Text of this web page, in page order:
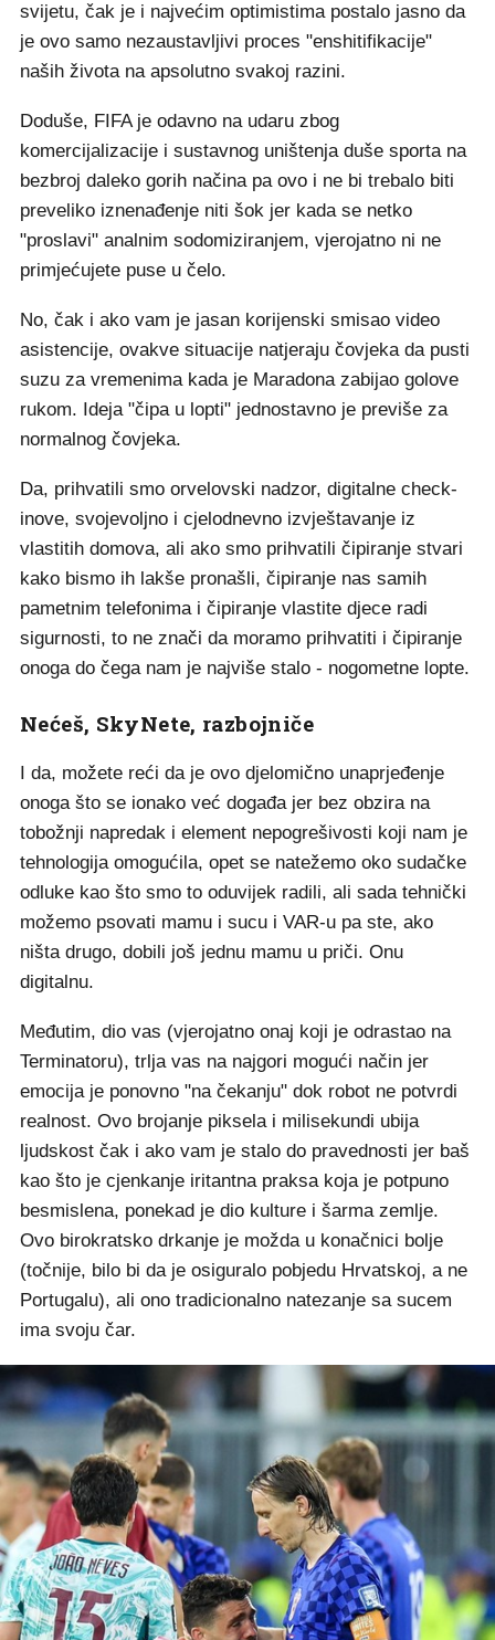
svijetu, čak je i najvećim optimistima postalo jasno da
je ovo samo nezaustavljivi proces "enshitifikacije"
naših života na apsolutno svakoj razini.
Doduše, FIFA je odavno na udaru zbog
komercijalizacije i sustavnog uništenja duše sporta na
bezbroj daleko gorih načina pa ovo i ne bi trebalo biti
preveliko iznenađenje niti šok jer kada se netko
"proslavi" analnim sodomiziranjem, vjerojatno ni ne
primjećujete puse u čelo.
No, čak i ako vam je jasan korijenski smisao video
asistencije, ovakve situacije natjeraju čovjeka da pusti
suzu za vremenima kada je Maradona zabijao golove
rukom. Ideja "čipa u lopti" jednostavno je previše za
normalnog čovjeka.
Da, prihvatili smo orvelovski nadzor, digitalne check-
inove, svojevoljno i cjelodnevno izvještavanje iz
vlastitih domova, ali ako smo prihvatili čipiranje stvari
kako bismo ih lakše pronašli, čipiranje nas samih
pametnim telefonima i čipiranje vlastite djece radi
sigurnosti, to ne znači da moramo prihvatiti i čipiranje
onoga do čega nam je najviše stalo - nogometne lopte.
Nećeš, SkyNete, razbojniče
I da, možete reći da je ovo djelomično unaprjeđenje
onoga što se ionako već događa jer bez obzira na
tobožnji napredak i element nepogrešivosti koji nam je
tehnologija omogućila, opet se natežemo oko sudačke
odluke kao što smo to oduvijek radili, ali sada tehnički
možemo psovati mamu i sucu i VAR-u pa ste, ako
ništa drugo, dobili još jednu mamu u priči. Onu
digitalnu.
Međutim, dio vas (vjerojatno onaj koji je odrastao na
Terminatoru), trlja vas na najgori mogući način jer
emocija je ponovno "na čekanju" dok robot ne potvrdi
realnost. Ovo brojanje piksela i milisekundi ubija
ljudskost čak i ako vam je stalo do pravednosti jer baš
kao što je cjenkanje iritantna praksa koja je potpuno
besmislena, ponekad je dio kulture i šarma zemlje.
Ovo birokratsko drkanje je možda u konačnici bolje
(točnije, bilo bi da je osiguralo pobjedu Hrvatskoj, a ne
Portugalu), ali ono tradicionalno natezanje sa sucem
ima svoju čar.